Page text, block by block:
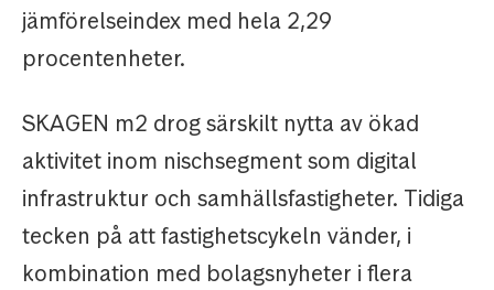
jämförelseindex med hela 2,29
procentenheter.
SKAGEN m2 drog särskilt nytta av ökad
aktivitet inom nischsegment som digital
infrastruktur och samhällsfastigheter. Tidiga
tecken på att fastighetscykeln vänder, i
kombination med bolagsnyheter i flera